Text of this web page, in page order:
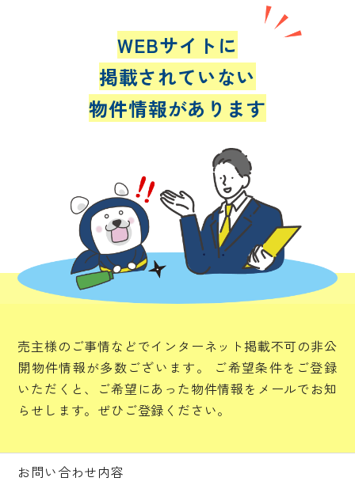
WEBサイトに
掲載されていない
物件情報があります
売主様のご事情などでインターネット掲載不可の非公
開物件情報が多数ございます。
ご希望条件をご登録
いただくと、ご希望にあった物件情報をメールでお知
らせします。ぜひご登録ください。
お問い合わせ内容